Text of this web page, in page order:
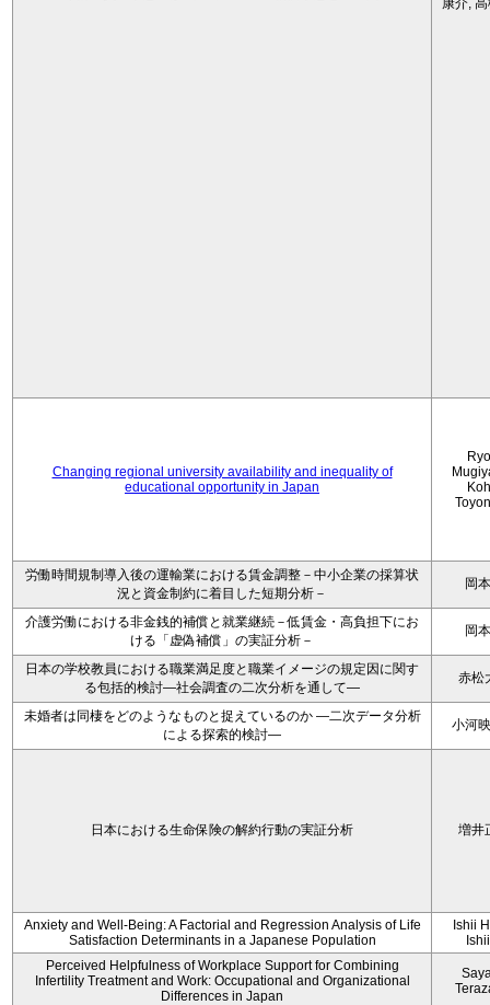
康介,
Changing regional university availability and inequality of
educational opportunity in Japan
労働時間規制導入後の運輸業における賃金調整－中小企業の採算状
況と資金制約に着目した短期分析－
岡
介護労働における非金銭的補償と就業継続－低賃金・高負担下にお
ける「虚偽補償」の実証分析－
岡
日本の学校教員における職業満足度と職業イメージの規定因に関す
る包括的検討―社会調査の二次分析を通して―
赤松
未婚者は同棲をどのようなものと捉えているのか —二次データ分析
による探索的検討—
小河
日本における生命保険の解約行動の実証分析 増井
Anxiety and Well-Being: A Factorial and Regression Analysis of Life
Satisfaction Determinants in a Japanese Population
Ishii
Perceived Helpfulness of Workplace Support for Combining
Infertility Treatment and Work: Occupational and Organizational
Differences in Japan